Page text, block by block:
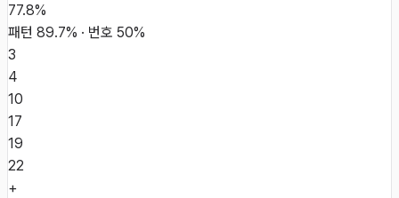
77.8%
패턴 89.7% · 번호 50%
3
4
10
17
19
22
+